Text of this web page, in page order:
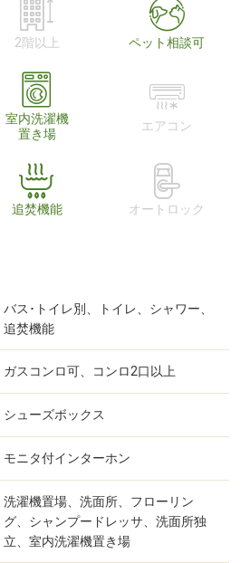
2階以上 ペット相談可
室内洗濯機
置き場
エアコン
追焚機能 オートロック
バス･トイレ別、トイレ、シャワー、
追焚機能
ガスコンロ可、コンロ2口以上
シューズボックス
モニタ付インターホン
洗濯機置場、洗面所、フローリン
グ、シャンプードレッサ、洗面所独
立、室内洗濯機置き場